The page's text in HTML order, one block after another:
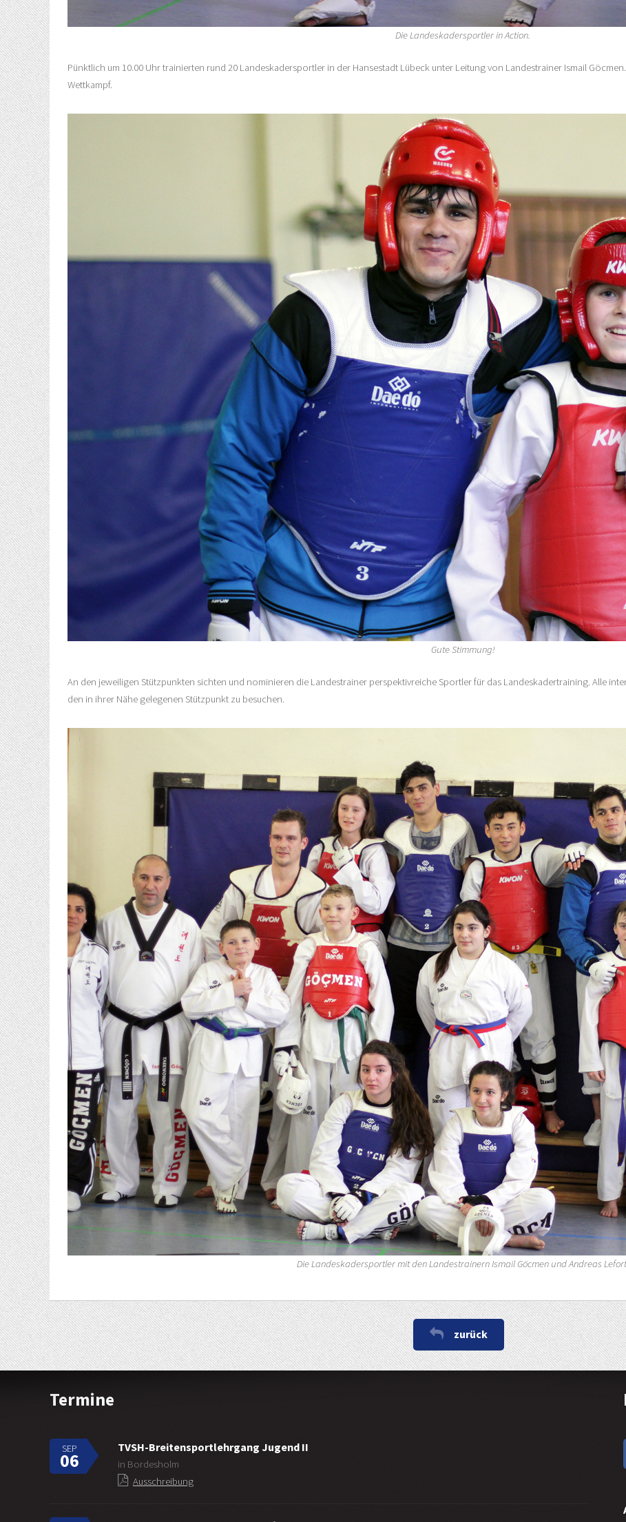
Die Landeskadersportler in Action.
Pünktlich um 10.00 Uhr trainierten rund 20 Landeskadersportler in der Hansestadt Lübeck unter Leitung von Landestrainer Ismail
Wettkampf.
Gute Stimmung!
An den jeweiligen Stützpunkten sichten und nominieren die Landestrainer perspektivreiche Sportler für das Landeskadertraining. Alle
den in ihrer Nähe gelegenen Stützpunkt zu besuchen.
Die Landeskadersportler mit den Landestrainern Ismail Göcmen und Andreas
zurück
Termine
SEP
06
TVSH-Breitensportlehrgang Jugend II
in Bordesholm
Ausschreibung